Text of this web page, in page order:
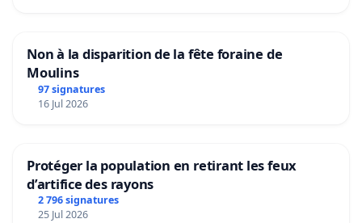
Non à la disparition de la fête foraine de
Moulins
97 signatures
16 Jul 2026
Protéger la population en retirant les feux
d’artifice des rayons
2 796 signatures
25 Jul 2026